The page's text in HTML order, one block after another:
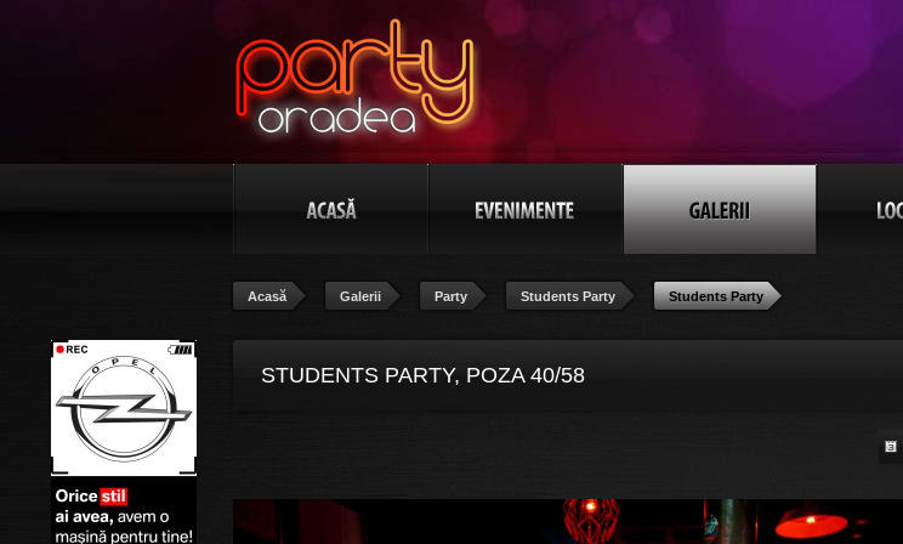
Acasă Galerii Party Students Party Students Party
STUDENTS PARTY, POZA 40/58